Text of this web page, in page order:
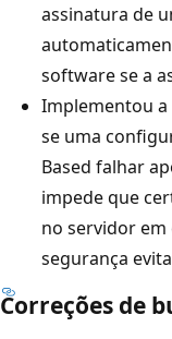
assinatura de
software se a
Implementou
se uma
Based falhar
impede que
no servidor
segurança
Correções de